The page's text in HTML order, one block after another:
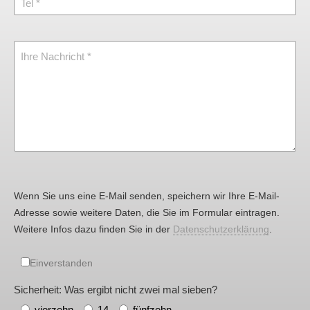
Tel
Ihre Nachricht
Wenn Sie uns eine E-Mail senden, speichern wir Ihre E-Mail-
Adresse sowie weitere Daten, die Sie im Formular eintragen.
Weitere Infos dazu finden Sie in der Datenschutzerklärung.
Einverstanden
Sicherheit: Was ergibt nicht zwei mal sieben?